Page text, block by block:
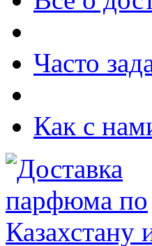
Часто
Как с